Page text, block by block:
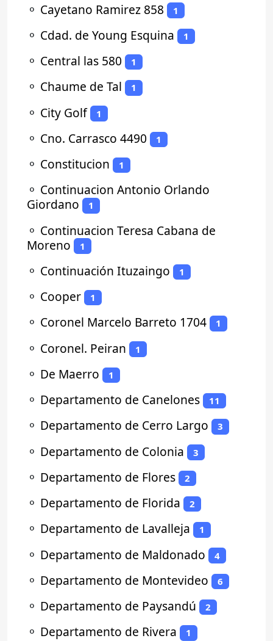
⚬ Cayetano Ramirez 858 1
⚬ Cdad. de Young Esquina 1
⚬ Central las 580 1
⚬ Chaume de Tal 1
⚬ City Golf 1
⚬ Cno. Carrasco 4490 1
⚬ Constitucion 1
⚬ Continuacion Antonio Orlando
Giordano
1
⚬ Continuacion Teresa Cabana de
Moreno
1
⚬ Continuación Ituzaingo 1
⚬ Cooper 1
⚬ Coronel Marcelo Barreto 1704 1
⚬ Coronel. Peiran 1
⚬ De Maerro 1
⚬ Departamento de Canelones 11
⚬ Departamento de Cerro Largo 3
⚬ Departamento de Colonia 3
⚬ Departamento de Flores 2
⚬ Departamento de Florida 2
⚬ Departamento de Lavalleja 1
⚬ Departamento de Maldonado 4
⚬ Departamento de Montevideo 6
⚬ Departamento de Paysandú 2
⚬ Departamento de Rivera 1